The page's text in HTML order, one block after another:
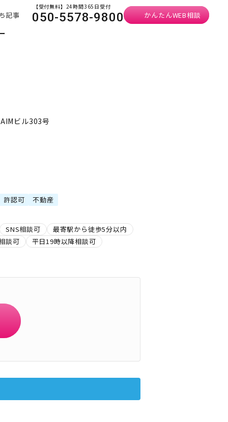
記事
【受付無料】24時間365日受付
050-5578-9800 かんたんWEB相談
ビル303号
許認可 不動産
SNS相談可
最寄駅から徒歩5分以内
談可
平日19時以降相談可